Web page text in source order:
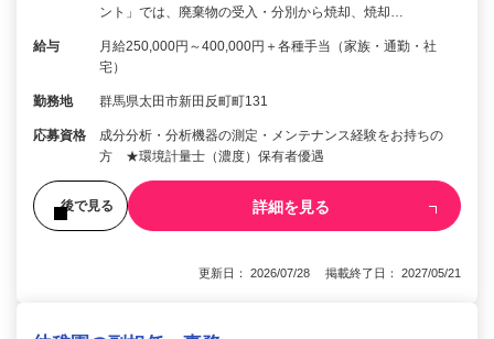
ント」では、廃棄物の受入・分別から焼却、焼却…
給与
月給250,000円～400,000円＋各種手当（家族・通勤・社
宅）
勤務地 群馬県太田市新田反町町131
応募資格
成分分析・分析機器の測定・メンテナンス経験をお持ちの
方 ★環境計量士（濃度）保有者優遇
後で見る 詳細を見る
更新日： 2026/07/28 掲載終了日： 2027/05/21